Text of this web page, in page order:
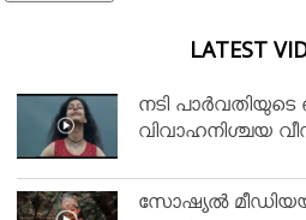
LATEST
നടി പാർവതിയുടെ
വിവാഹനിശ്ചയ
സോഷ്യൽ